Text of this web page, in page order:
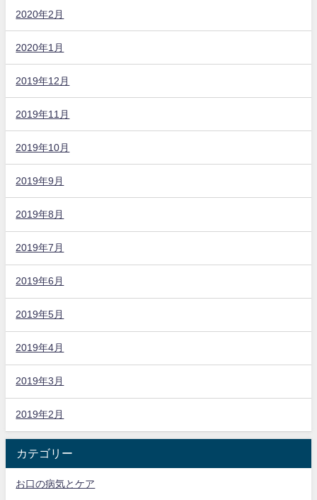
2020年2月
2020年1月
2019年12月
2019年11月
2019年10月
2019年9月
2019年8月
2019年7月
2019年6月
2019年5月
2019年4月
2019年3月
2019年2月
カテゴリー
お口の病気とケア